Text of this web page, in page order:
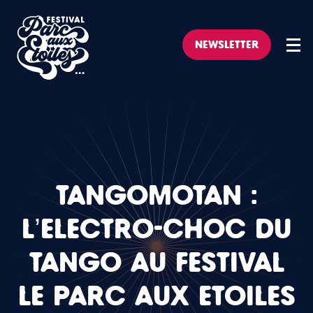
NEWSLETTER
TANGOMOTÁN :
L’ÉLECTRO-CHOC DU
TANGO AU FESTIVAL
LE PARC AUX ETOILES